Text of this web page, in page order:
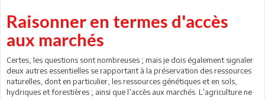
Raisonner en termes d'accès
aux marchés
Certes, les questions sont nombreuses ; mais je dois également signaler
deux autres essentielles se rapportant à la préservation des ressources
naturelles, dont en particulier, les ressources génétiques et en sols,
hydriques et forestières ; ainsi que l’accès aux marchés. L’agriculture ne